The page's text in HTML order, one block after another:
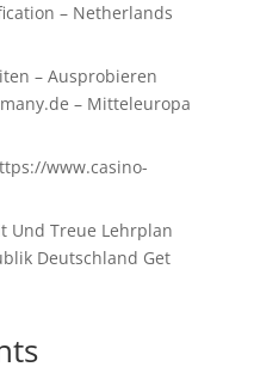
– Netherlands
– Ausprobieren
– Mitteleuropa
www.casino-
Und Treue Lehrplan
Deutschland Get